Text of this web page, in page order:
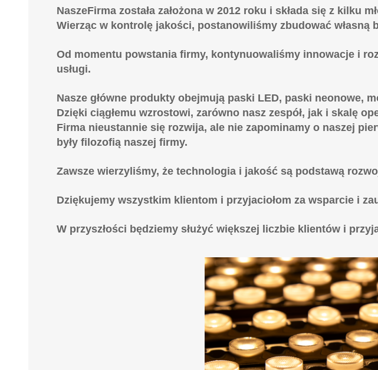
NaszeFirma została założona w 2012 roku i składa się z kilku
Wierząc w kontrolę jakości, postanowiliśmy zbudować własną
Od momentu powstania firmy, kontynuowaliśmy innowacje i
usługi.
Nasze główne produkty obejmują paski LED, paski neonowe,
Dzięki ciągłemu wzrostowi, zarówno nasz zespół, jak i skalę
Firma nieustannie się rozwija, ale nie zapominamy o naszej
były filozofią naszej firmy.
Zawsze wierzyliśmy, że technologia i jakość są podstawą
Dziękujemy wszystkim klientom i przyjaciołom za wsparcie i
W przyszłości będziemy służyć większej liczbie klientów i